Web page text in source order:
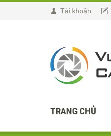
Tài khoản
TRANG CHỦ